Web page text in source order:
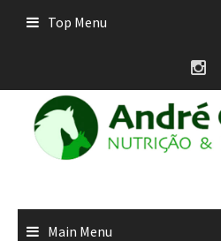
Top Menu
Main Menu